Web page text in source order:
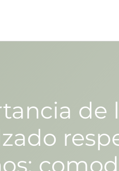
de